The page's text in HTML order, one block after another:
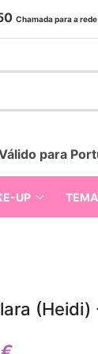
Chamada para a
para
UP
(Heidi)